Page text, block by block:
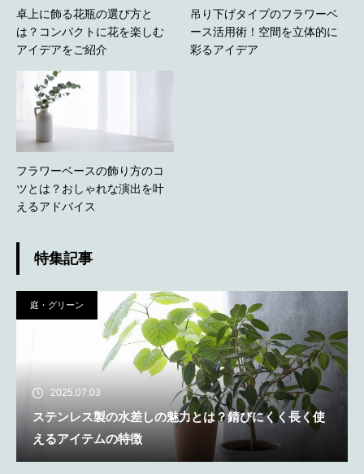
卓上に飾る花瓶の選び方と
は？コンパクトに花を楽しむ
アイデアをご紹介
吊り下げタイプのフラワーベ
ース活用術！空間を立体的に
彩るアイデア
フラワーベースの飾り方のコ
ツとは？おしゃれな演出を叶
えるアドバイス
特集記事
庭・グリーン
2025.07.03
ステンレス製の水差しの魅力とは？錆びにくく長く使
えるアイテムの特徴